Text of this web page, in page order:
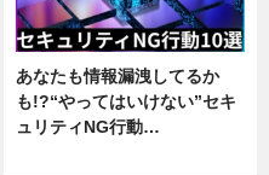
あなたも情報漏洩してるか
も!?“やってはいけない”セキ
ュリティNG行動…